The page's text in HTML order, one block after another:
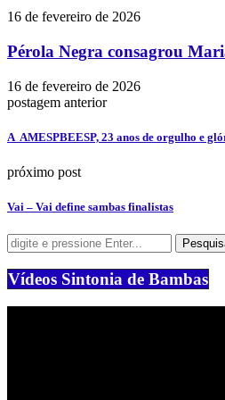
16 de fevereiro de 2026
Pérola Negra consagrou
16 de fevereiro de 2026
postagem anterior
A AMESPBEESP, 23 anos de orgulho e
próximo post
Vai – Vai define sambas finalistas
Vídeos Sintonia de Bambas